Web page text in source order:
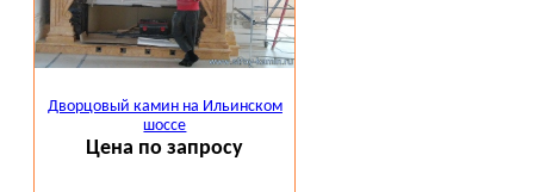
Дворцовый камин на Ильинском
шоссе
Цена по запросу